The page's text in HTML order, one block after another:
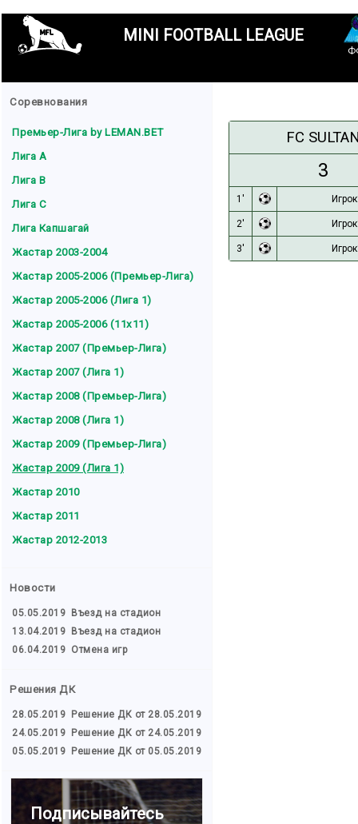
MINI FOOTBALL LEAGUE
Соревнования
Премьер-Лига by LEMAN.BET
Лига A
Лига B
Лига C
Лига Капшагай
Жастар 2003-2004
Жастар 2005-2006 (Премьер-Лига)
Жастар 2005-2006 (Лига 1)
Жастар 2005-2006 (11x11)
Жастар 2007 (Премьер-Лига)
Жастар 2007 (Лига 1)
Жастар 2008 (Премьер-Лига)
Жастар 2008 (Лига 1)
Жастар 2009 (Премьер-Лига)
Жастар 2009 (Лига 1)
Жастар 2010
Жастар 2011
Жастар 2012-2013
Новости
05.05.2019
Въезд на стадион
13.04.2019
Въезд на стадион
06.04.2019 Отмена игр
Решения ДК
28.05.2019 Решение ДК от 28.05.2019
24.05.2019 Решение ДК от 24.05.2019
05.05.2019 Решение ДК от 05.05.2019
Подписывайтесь
FC
3
1'
2'
3'